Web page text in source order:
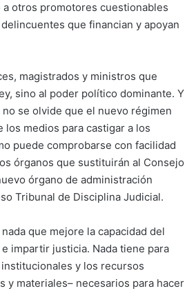
otros promotores cuestionables
que financian y apoyan
magistrados y ministros que
sino al poder político dominante. Y
se olvide que el nuevo régimen
los medios para castigar a los
puede comprobarse con facilidad
órganos que sustituirán al Consejo
órgano de administración
Tribunal de Disciplina Judicial.
que mejore la capacidad del
impartir justicia. Nada tiene para
y los recursos
y materiales– necesarios para hacer